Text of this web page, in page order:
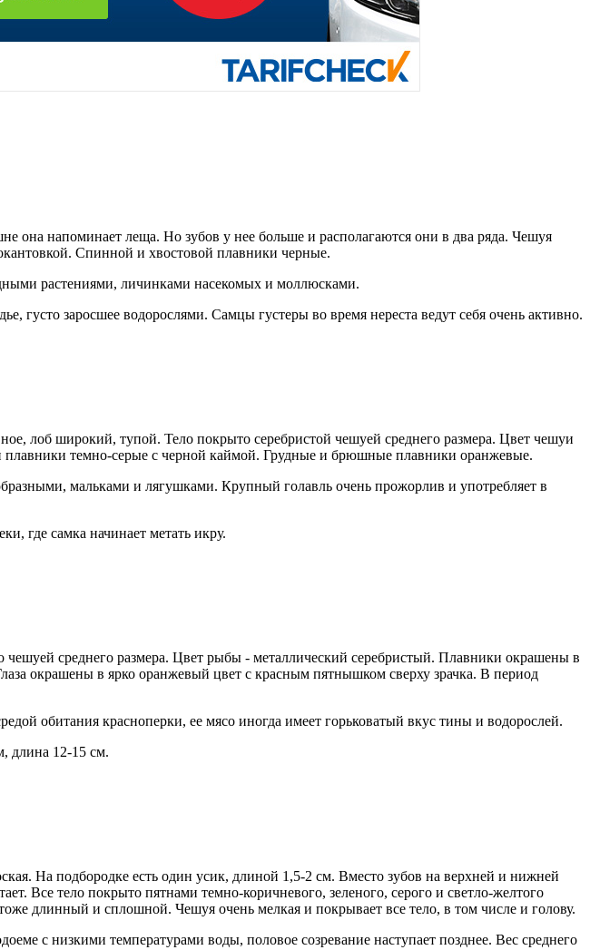
напоминает леща. Но зубов у нее больше и располагаются они в два ряда. Чешуя
Спинной и хвостовой плавники черные.
растениями, личинками насекомых и моллюсками.
густо заросшее водорослями. Самцы густеры во время нереста ведут себя очень активно.
лоб широкий, тупой. Тело покрыто серебристой чешуей среднего размера. Цвет чешуи
темно-серые с черной каймой. Грудные и брюшные плавники оранжевые.
мальками и лягушками. Крупный голавль очень прожорлив и употребляет в
где самка начинает метать икру.
среднего размера. Цвет рыбы - металлический серебристый. Плавники окрашены в
окрашены в ярко оранжевый цвет с красным пятнышком сверху зрачка. В период
обитания красноперки, ее мясо иногда имеет горьковатый вкус тины и водорослей.
длина 12-15 см.
На подбородке есть один усик, длиной 1,5-2 см. Вместо зубов на верхней и нижней
Все тело покрыто пятнами темно-коричневого, зеленого, серого и светло-желтого
длинный и сплошной. Чешуя очень мелкая и покрывает все тело, в том числе и голову.
с низкими температурами воды, половое созревание наступает позднее. Вес среднего